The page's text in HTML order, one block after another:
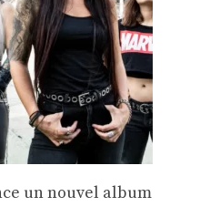
un nouvel album